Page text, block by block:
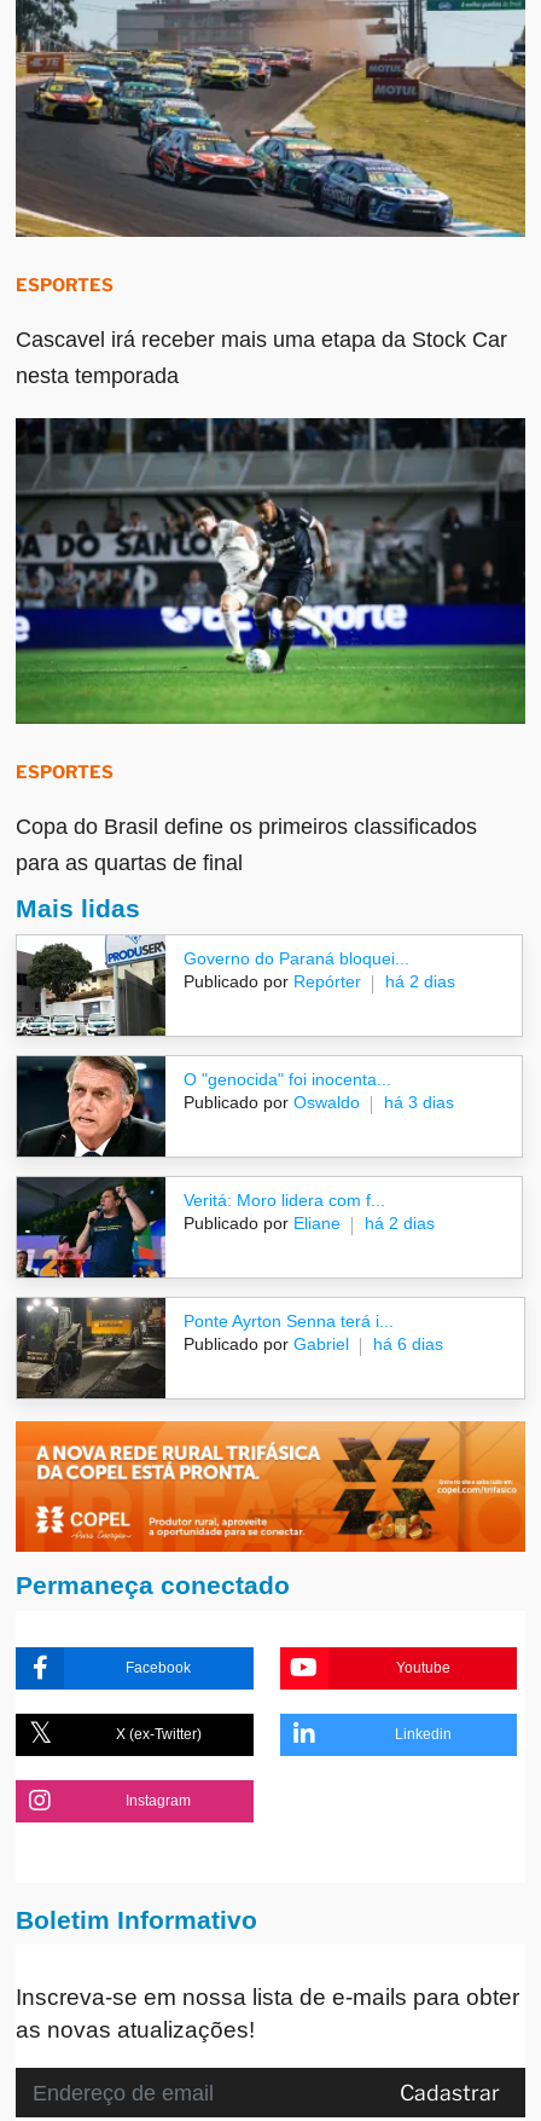
ESPORTES
Cascavel irá receber mais uma etapa da Stock Car
nesta temporada
ESPORTES
Copa do Brasil define os primeiros classificados
para as quartas de final
Mais lidas
Governo do Paraná bloquei...
Publicado por Repórter há 2 dias
O "genocida" foi inocenta...
Publicado por Oswaldo há 3 dias
Veritá: Moro lidera com f...
Publicado por Eliane há 2 dias
Ponte Ayrton Senna terá i...
Publicado por Gabriel há 6 dias
Permaneça conectado
Facebook Youtube
X (ex-Twitter) Linkedin
Instagram
Boletim Informativo
Inscreva-se em nossa lista de e-mails para obter
as novas atualizações!
Cadastrar